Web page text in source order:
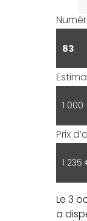
83
1
Prix
1 235
Le 3
a